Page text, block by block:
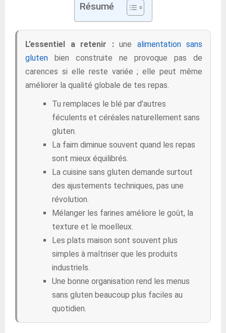
Résumé
L’essentiel a retenir :une alimentation sans
gluten bien construite ne provoque pas de
carences si elle reste variée ; elle peut même
améliorer la qualité globale de tes repas.
Tu remplaces le blé par d’autres
féculents et céréales naturellement sans
gluten.
La faim diminue souvent quand les repas
sont mieux équilibrés.
La cuisine sans gluten demande surtout
des ajustements techniques, pas une
révolution.
Mélanger les farines améliore le goût, la
texture et le moelleux.
Les plats maison sont souvent plus
simples à maîtriser que les produits
industriels.
Une bonne organisation rend les menus
sans gluten beaucoup plus faciles au
quotidien.